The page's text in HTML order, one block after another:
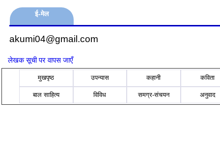
ई-मेल
akumi04@gmail.com
लेखक सूची पर वापस जाएँ
मुखपृष्ठ उपन्यास कहानी कविता
बाल साहित्य विविध समग्र-संचयन अनुवाद